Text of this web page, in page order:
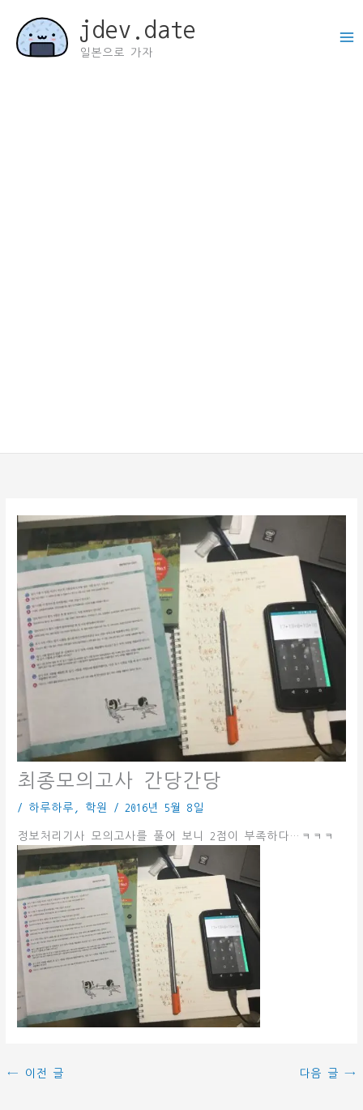
jdev.date
일본으로 가자
최종모의고사 간당간당
/ 하루하루 , 학원 / 2016년 5월 8일
정보처리기사 모의고사를 풀어 보니 2점이 부족하다…ㅋㅋㅋ
← 이전 글 다음 글 →